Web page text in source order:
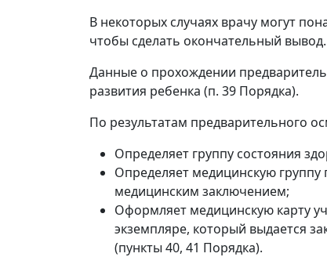
В некоторых случаях врачу могут
чтобы сделать окончательный вывод.
Данные о прохождении
развития ребенка (п. 39 Порядка).
По результатам предварительного
Определяет группу состояния
Определяет медицинскую группу
медицинским заключением;
Оформляет медицинскую карту
экземпляре, который выдается
(пункты 40, 41 Порядка).